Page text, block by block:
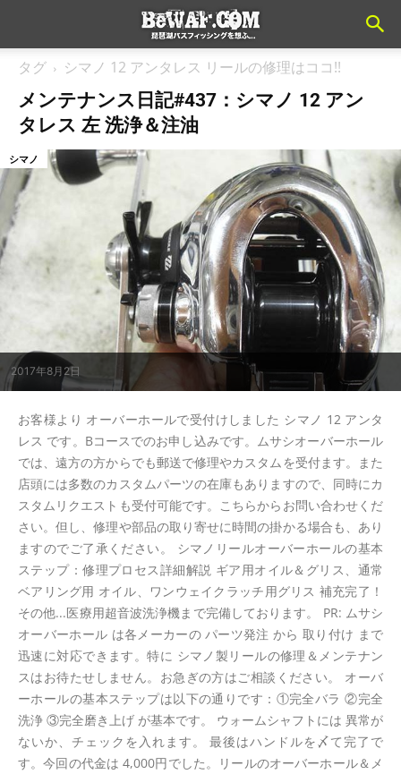
タグ シマノ 12 アンタレス リールの修理はココ!!
メンテナンス日記#437：シマノ 12 アン
タレス 左 洗浄＆注油
2017年8月2日
シマノ
お客様より オーバーホールで受付けしました シマノ 12 アンタ
レス です。Bコースでのお申し込みです。ムサシオーバーホール
では、遠方の方からでも郵送で修理やカスタムを受付ます。また
店頭には多数のカスタムパーツの在庫もありますので、同時にカ
スタムリクエストも受付可能です。こちらからお問い合わせくだ
さい。但し、修理や部品の取り寄せに時間の掛かる場合も、あり
ますのでご了承ください。 シマノリールオーバーホールの基本
ステップ：修理プロセス詳細解説 ギア用オイル＆グリス、通常
ベアリング用 オイル、ワンウェイクラッチ用グリス 補充完了！
その他...医療用超音波洗浄機まで完備しております。 PR: ムサシ
オーバーホール は各メーカーの パーツ発注 から 取り付け まで
迅速に対応できます。特に シマノ製リールの修理＆メンテナン
スはお待たせしません。お急ぎの方はご相談ください。 オーバ
ーホールの基本ステップは以下の通りです：①完全バラ ②完全
洗浄 ③完全磨き上げ が基本です。 ウォームシャフトには 異常が
ないか、チェックを入れます。 最後はハンドルを〆て完了で
す。今回の代金は 4,000円でした。リールのオーバーホール＆メ